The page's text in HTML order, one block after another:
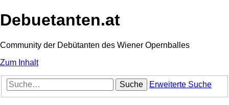
Debuetanten.at
Community der Debütanten des Wiener Opernballes
Zum Inhalt
Suche Erweiterte Suche